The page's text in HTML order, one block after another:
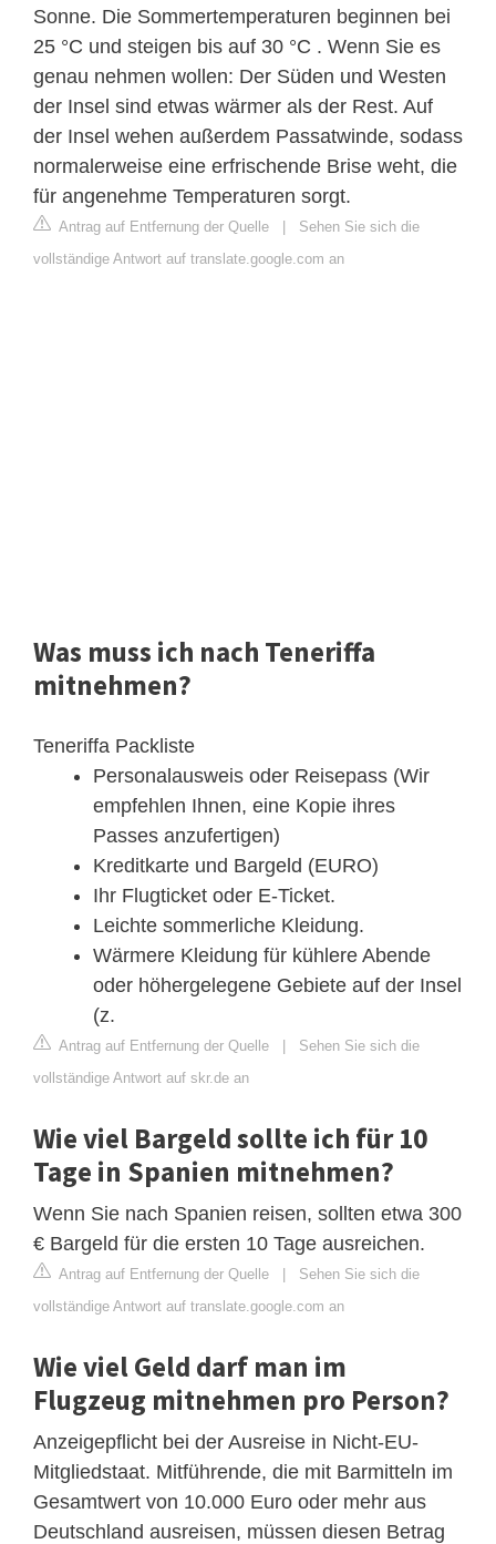
Sonne. Die Sommertemperaturen beginnen bei
25 °C und steigen bis auf 30 °C . Wenn Sie es
genau nehmen wollen: Der Süden und Westen
der Insel sind etwas wärmer als der Rest. Auf
der Insel wehen außerdem Passatwinde, sodass
normalerweise eine erfrischende Brise weht, die
für angenehme Temperaturen sorgt.
Antrag auf Entfernung der Quelle | Sehen Sie sich die
vollständige Antwort auf translate.google.com an
Was muss ich nach Teneriffa
mitnehmen?
Teneriffa Packliste
Personalausweis oder Reisepass (Wir
empfehlen Ihnen, eine Kopie ihres
Passes anzufertigen)
Kreditkarte und Bargeld (EURO)
Ihr Flugticket oder E-Ticket.
Leichte sommerliche Kleidung.
Wärmere Kleidung für kühlere Abende
oder höhergelegene Gebiete auf der Insel
(z.
Antrag auf Entfernung der Quelle | Sehen Sie sich die
vollständige Antwort auf skr.de an
Wie viel Bargeld sollte ich für 10
Tage in Spanien mitnehmen?
Wenn Sie nach Spanien reisen, sollten etwa 300
€ Bargeld für die ersten 10 Tage ausreichen.
Antrag auf Entfernung der Quelle | Sehen Sie sich die
vollständige Antwort auf translate.google.com an
Wie viel Geld darf man im
Flugzeug mitnehmen pro Person?
Anzeigepflicht bei der Ausreise in Nicht-EU-
Mitgliedstaat. Mitführende, die mit Barmitteln im
Gesamtwert von 10.000 Euro oder mehr aus
Deutschland ausreisen, müssen diesen Betrag